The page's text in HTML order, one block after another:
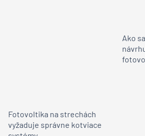
Ako
Fotovoltika na strechách
vyžaduje správne kotviace